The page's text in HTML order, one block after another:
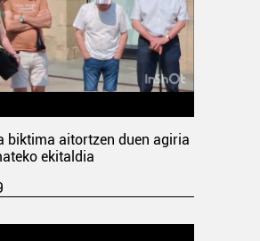
biktima aitortzen duen agiria
ekitaldia